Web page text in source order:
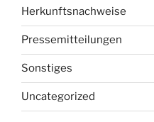
Herkunftsnachweise
Pressemitteilungen
Sonstiges
Uncategorized